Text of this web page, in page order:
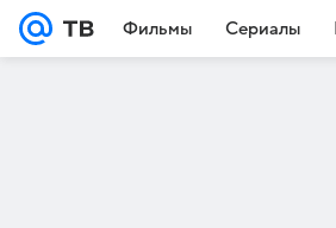
Фильмы Сериалы